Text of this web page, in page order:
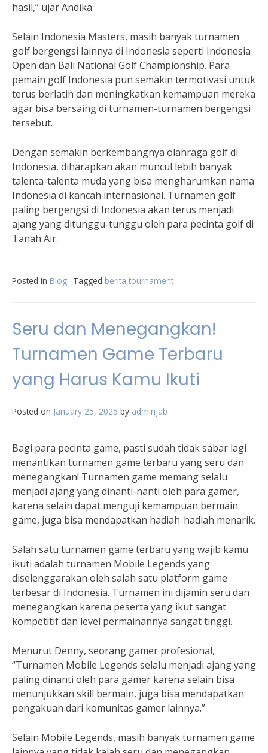
hasil,” ujar Andika.
Selain Indonesia Masters, masih banyak turnamen
golf bergengsi lainnya di Indonesia seperti Indonesia
Open dan Bali National Golf Championship. Para
pemain golf Indonesia pun semakin termotivasi untuk
terus berlatih dan meningkatkan kemampuan mereka
agar bisa bersaing di turnamen-turnamen bergengsi
tersebut.
Dengan semakin berkembangnya olahraga golf di
Indonesia, diharapkan akan muncul lebih banyak
talenta-talenta muda yang bisa mengharumkan nama
Indonesia di kancah internasional. Turnamen golf
paling bergengsi di Indonesia akan terus menjadi
ajang yang ditunggu-tunggu oleh para pecinta golf di
Tanah Air.
Posted in Blog Tagged berita tournament
Seru dan Menegangkan!
Turnamen Game Terbaru
yang Harus Kamu Ikuti
Posted on January 25, 2025 by adminjab
Bagi para pecinta game, pasti sudah tidak sabar lagi
menantikan turnamen game terbaru yang seru dan
menegangkan! Turnamen game memang selalu
menjadi ajang yang dinanti-nanti oleh para gamer,
karena selain dapat menguji kemampuan bermain
game, juga bisa mendapatkan hadiah-hadiah menarik.
Salah satu turnamen game terbaru yang wajib kamu
ikuti adalah turnamen Mobile Legends yang
diselenggarakan oleh salah satu platform game
terbesar di Indonesia. Turnamen ini dijamin seru dan
menegangkan karena peserta yang ikut sangat
kompetitif dan level permainannya sangat tinggi.
Menurut Denny, seorang gamer profesional,
“Turnamen Mobile Legends selalu menjadi ajang yang
paling dinanti oleh para gamer karena selain bisa
menunjukkan skill bermain, juga bisa mendapatkan
pengakuan dari komunitas gamer lainnya.”
Selain Mobile Legends, masih banyak turnamen game